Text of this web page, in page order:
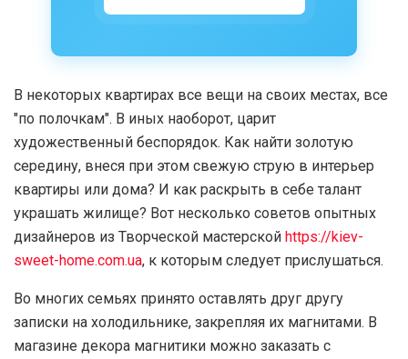
В некоторых квартирах все вещи на своих местах, все
″по полочкам″. В иных наоборот, царит
художественный беспорядок. Как найти золотую
середину, внеся при этом свежую струю в интерьер
квартиры или дома? И как раскрыть в себе талант
украшать жилище? Вот несколько советов опытных
дизайнеров из Творческой мастерской https://kiev-
sweet-home.com.ua, к которым следует прислушаться.
Во многих семьях принято оставлять друг другу
записки на холодильнике, закрепляя их магнитами. В
магазине декора магнитики можно заказать с